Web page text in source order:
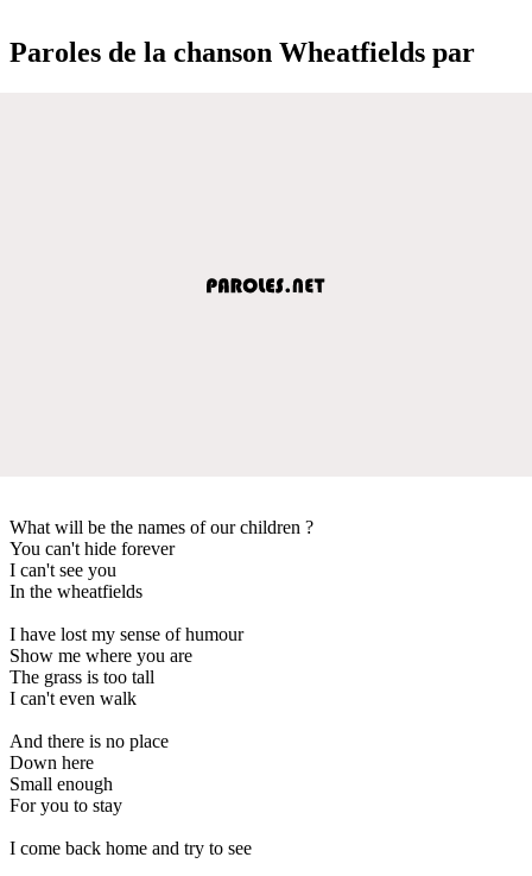
Paroles de la chanson Wheatfields par
What will be the names of our children ?
You can't hide forever
I can't see you
In the wheatfields
I have lost my sense of humour
Show me where you are
The grass is too tall
I can't even walk
And there is no place
Down here
Small enough
For you to stay
I come back home and try to see